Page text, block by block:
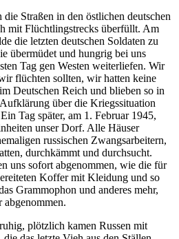
Straßen in den östlichen deutschen
mit Flüchtlingstrecks überfüllt. Am
die letzten deutschen Soldaten zu
übermüdet und hungrig bei uns
Tag gen Westen weiterliefen. Wir
flüchten sollten, wir hatten keine
Deutschen Reich und blieben so in
über die Kriegssituation
Tag später, am 1. Februar 1945,
unser Dorf. Alle Häuser
russischen Zwangsarbeitern,
durchkämmt und durchsucht.
uns sofort abgenommen, wie die für
Koffer mit Kleidung und so
Grammophon und anderes mehr,
plötzlich kamen Russen mit